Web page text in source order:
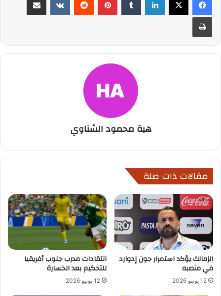
طباعة
هبة محمود الشناوي
مقالات ذات صلة
الزمالك يؤكد استمرار جون إدوارد
في منصبه
12 يونيو 2026
انتقادات مدرب جنوب أفريقيا
للتحكيم بعد الخسارة
12 يونيو 2026